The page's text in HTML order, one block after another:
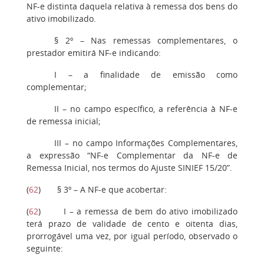
NF-e distinta daquela relativa à remessa dos bens do
ativo imobilizado.
§ 2º – Nas remessas complementares, o
prestador emitirá NF-e indicando:
I – a finalidade de emissão como
complementar;
II – no campo específico, a referência à NF-e
de remessa inicial;
III – no campo Informações Complementares,
a expressão “NF-e Complementar da NF-e de
Remessa Inicial, nos termos do Ajuste SINIEF 15/20”.
(62) § 3º – A NF-e que acobertar:
(62) I – a remessa de bem do ativo imobilizado
terá prazo de validade de cento e oitenta dias,
prorrogável uma vez, por igual período, observado o
seguinte: